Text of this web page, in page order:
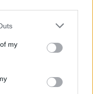
one or more Google
You may click to
third-party tags to
in below Google
my
az egy üdítő
most elnököt
mert nincs ott a